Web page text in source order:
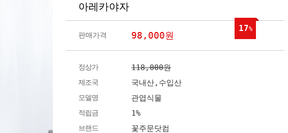
동양란
서양란
꽃다발
꽃바구니
장미100송이
관엽 식물
포토리뷰
아레카야자
판매가격 98,000원
17%
정상가 118,000원
제조국 국내산,수입산
모델명 관엽식물
적립금 1%
브랜드 꽃주문닷컴